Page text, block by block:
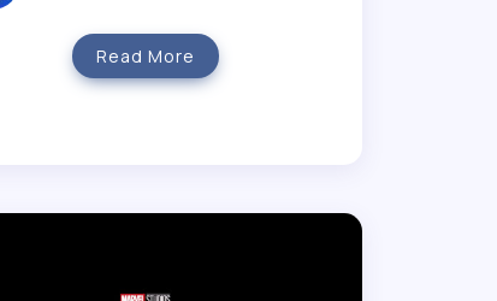
Read More